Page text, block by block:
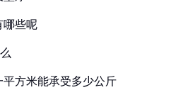
哪些呢
方米能承受多少公斤